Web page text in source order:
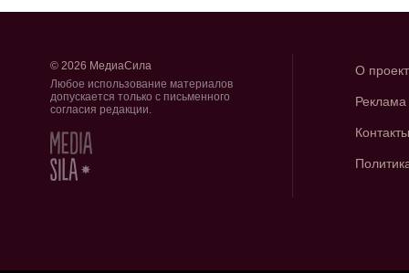
© 2026 МедиаСила
Любое использование материалов
допускается только с письменного
согласия редакции.
О
Реклама
Контакты